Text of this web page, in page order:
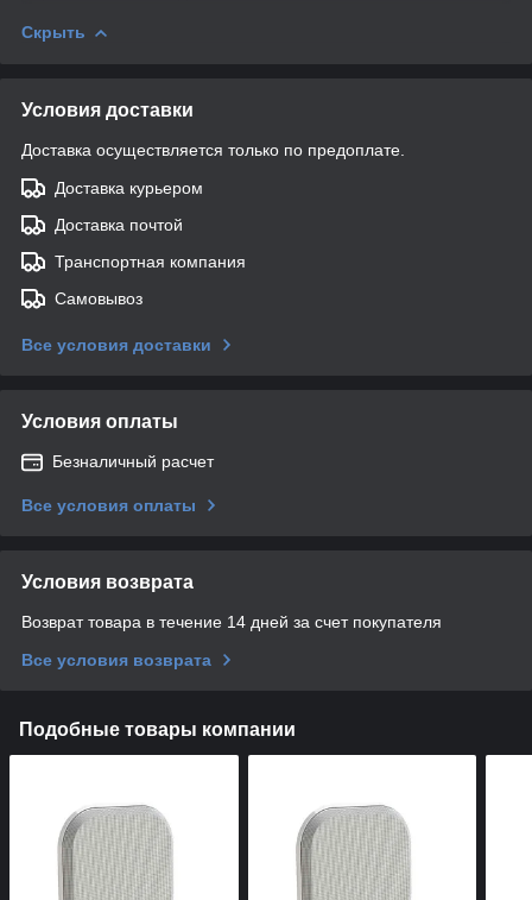
Скрыть
Условия доставки
Доставка осуществляется только по предоплате.
Доставка курьером
Доставка почтой
Транспортная компания
Самовывоз
Все условия доставки
Условия оплаты
Безналичный расчет
Все условия оплаты
Условия возврата
Возврат товара в течение 14 дней за счет покупателя
Все условия возврата
Подобные товары компании